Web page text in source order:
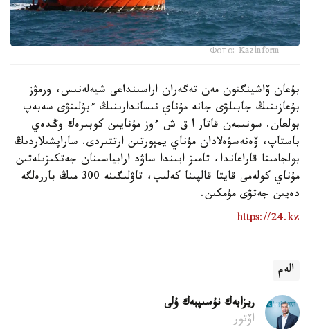
Фото: Kazinform
بۇعان ۆاشينگتون مەن تەگەران اراسىنداعى شيەلەنىس، ورمۋز
بۇعازىنىڭ جابىلۋى جانە مۇناي نىساندارىنىڭ ءبۇلىنۋى سەبەپ
بولعان. سونىمەن قاتار ا ق ش ءوز مۇنايىن كوبىرەك وڭدەي
باستاپ، ۆەنەسۋەلادان مۇناي يمپورتىن ارتتىردى. ساراپشىلاردىڭ
بولجامىنا قاراعاندا، تامىز ايىندا ساۋد ارابياسىنان جەتكىزىلەتىن
مۇناي كولەمى قايتا قالپىنا كەلىپ، تاۋلىگىنە 300 مىڭ باررەلگە
دەيىن جەتۋى مۇمكىن.
https://24.kz
الەم
ريزابەك نۇسىپبەك ۇلى
اۆتور